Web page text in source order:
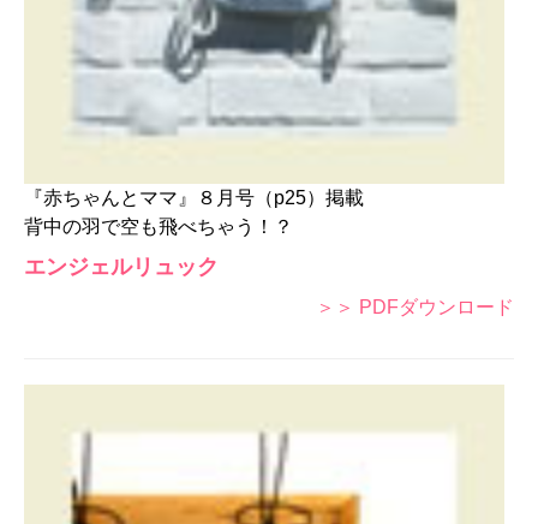
『赤ちゃんとママ』８月号（p25）掲載
背中の羽で空も飛べちゃう！？
エンジェルリュック
＞＞ PDFダウンロード